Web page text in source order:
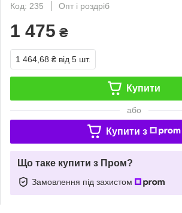
Код: 235
Опт і роздріб
1 475 ₴
1 464,68 ₴ від 5 шт.
Купити
або
Купити з
Що таке купити з Пром?
Замовлення під захистом